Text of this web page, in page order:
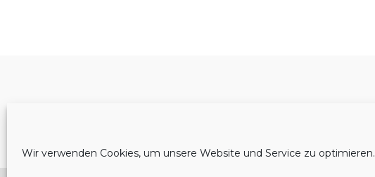
Wir verwenden Cookies, um unsere Website und Service zu optimieren.